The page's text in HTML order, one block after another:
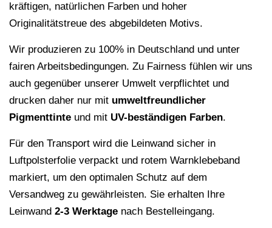
kräftigen, natürlichen Farben und hoher
Originalitätstreue des abgebildeten Motivs.
Wir produzieren zu 100% in Deutschland und unter
fairen Arbeitsbedingungen. Zu Fairness fühlen wir uns
auch gegenüber unserer Umwelt verpflichtet und
drucken daher nur mit umweltfreundlicher
Pigmenttinte und mit UV-beständigen Farben.
Für den Transport wird die Leinwand sicher in
Luftpolsterfolie verpackt und rotem Warnklebeband
markiert, um den optimalen Schutz auf dem
Versandweg zu gewährleisten. Sie erhalten Ihre
Leinwand 2-3 Werktage nach Bestelleingang.